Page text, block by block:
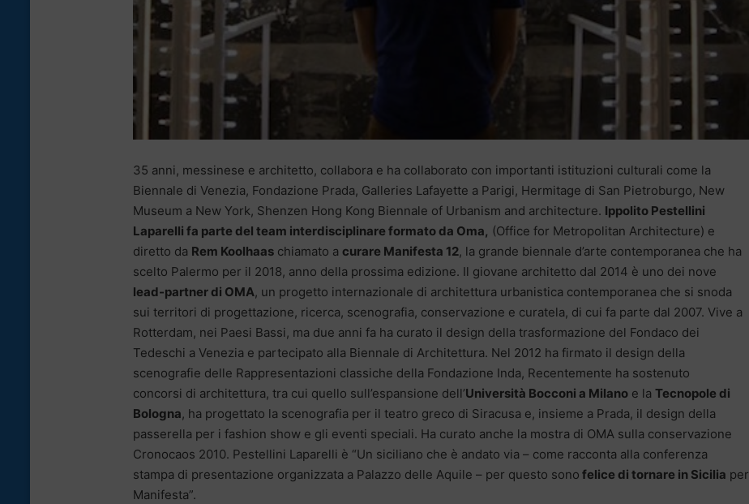
35 anni, messinese e architetto, collabora e ha collaborato con importanti istituzioni culturali come la
Biennale di Venezia, Fondazione Prada, Galleries Lafayette a Parigi, Hermitage di San Pietroburgo, New
Museum a New York, Shenzen Hong Kong Biennale of Urbanism and architecture. Ippolito Pestellini
Laparelli fa parte del team interdisciplinare formato da Oma, (Office for Metropolitan Architecture) e
diretto da Rem Koolhaas chiamato a curare Manifesta 12, la grande biennale d’arte contemporanea che ha
scelto Palermo per il 2018, anno della prossima edizione. Il giovane architetto dal 2014 è uno dei nove
lead-partner di OMA, un progetto internazionale di architettura urbanistica contemporanea che si snoda
sui territori di progettazione, ricerca, scenografia, conservazione e curatela, di cui fa parte dal 2007. Vive a
Rotterdam, nei Paesi Bassi, ma due anni fa ha curato il design della trasformazione del Fondaco dei
Tedeschi a Venezia e partecipato alla Biennale di Architettura. Nel 2012 ha firmato il design della
scenografie delle Rappresentazioni classiche della Fondazione Inda, Recentemente ha sostenuto
concorsi di architettura, tra cui quello sull’espansione dell’Università Bocconi a Milano e la Tecnopole di
Bologna, ha progettato la scenografia per il teatro greco di Siracusa e, insieme a Prada, il design della
passerella per i fashion show e gli eventi speciali. Ha curato anche la mostra di OMA sulla conservazione
Cronocaos 2010. Pestellini Laparelli è “Un siciliano che è andato via – come racconta alla conferenza
stampa di presentazione organizzata a Palazzo delle Aquile – per questo sono felice di tornare in Sicilia per
Manifesta”.